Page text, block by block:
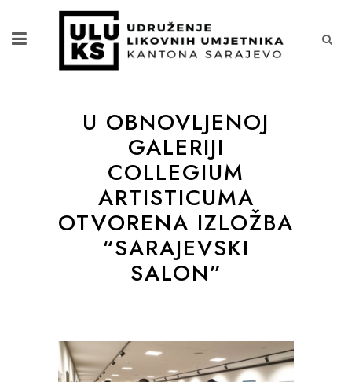
U OBNOVLJENOJ
GALERIJI
COLLEGIUM
ARTISTICUMA
OTVORENA IZLOŽBA
“SARAJEVSKI
SALON”